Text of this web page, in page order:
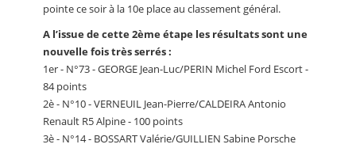
pointe ce soir à la 10e place au classement général.
A l’issue de cette 2ème étape les résultats sont une
nouvelle fois très serrés :
1er - N°73 - GEORGE Jean-Luc/PERIN Michel Ford Escort -
84 points
2è - N°10 - VERNEUIL Jean-Pierre/CALDEIRA Antonio
Renault R5 Alpine - 100 points
3è - N°14 - BOSSART Valérie/GUILLIEN Sabine Porsche